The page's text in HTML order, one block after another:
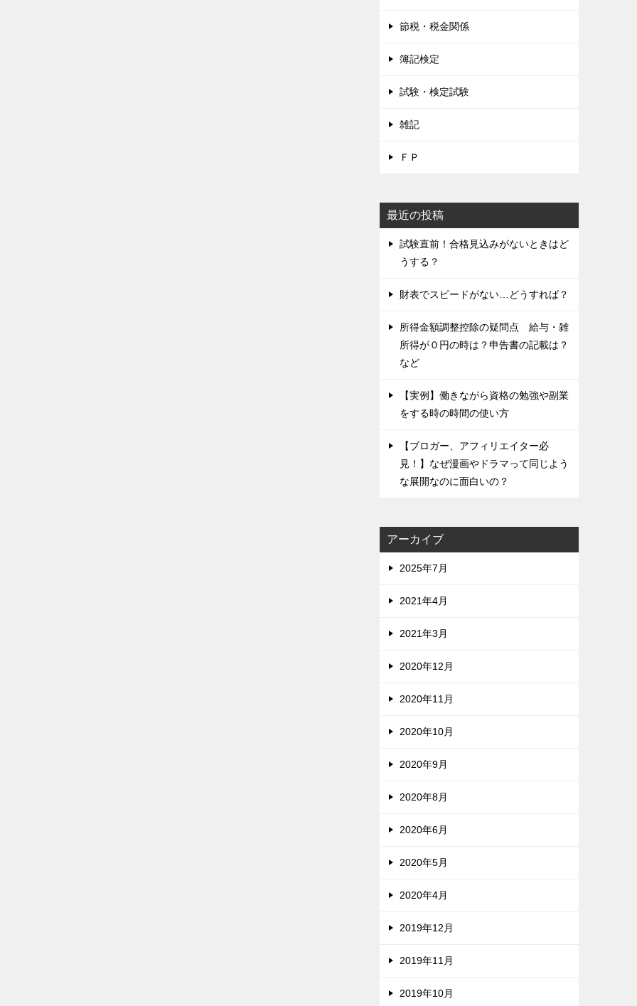
節税・税金関係
簿記検定
試験・検定試験
雑記
ＦＰ
最近の投稿
試験直前！合格見込みがないときはど
うする？
財表でスピードがない…どうすれば？
所得金額調整控除の疑問点 給与・雑
所得が０円の時は？申告書の記載は？
など
【実例】働きながら資格の勉強や副業
をする時の時間の使い方
【ブロガー、アフィリエイター必
見！】なぜ漫画やドラマって同じよう
な展開なのに面白いの？
アーカイブ
2025年7月
2021年4月
2021年3月
2020年12月
2020年11月
2020年10月
2020年9月
2020年8月
2020年6月
2020年5月
2020年4月
2019年12月
2019年11月
2019年10月